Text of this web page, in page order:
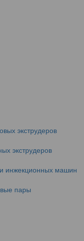
экструдеров
экструдеров
инжекционных машин
пары